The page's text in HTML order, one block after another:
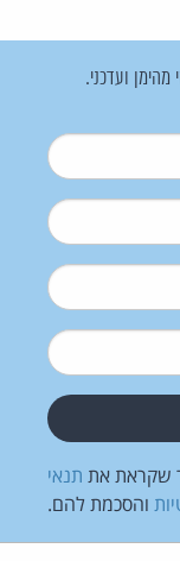
ועדכני.
שקראת את תנאי
והסכמת להם.